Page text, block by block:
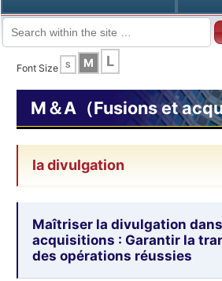
Francais HOME
Font Size
S M L
M＆A（Fusions et
la divulgation
Maîtriser la divulgation
acquisitions : Garantir la
des opérations réussies